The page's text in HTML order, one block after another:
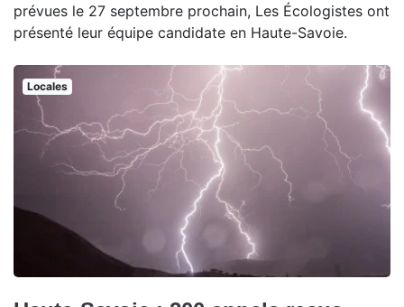
prévues le 27 septembre prochain, Les Écologistes ont
présenté leur équipe candidate en Haute-Savoie.
Locales